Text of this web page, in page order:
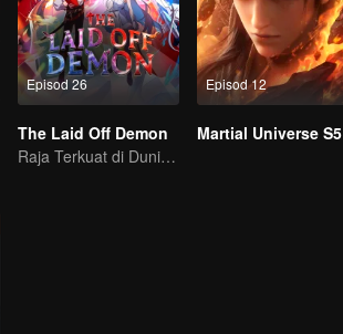
Episod 26
The Laid Off Demon
Raja Terkuat di Dunia Iblis
Episod 12
Martial Universe S5